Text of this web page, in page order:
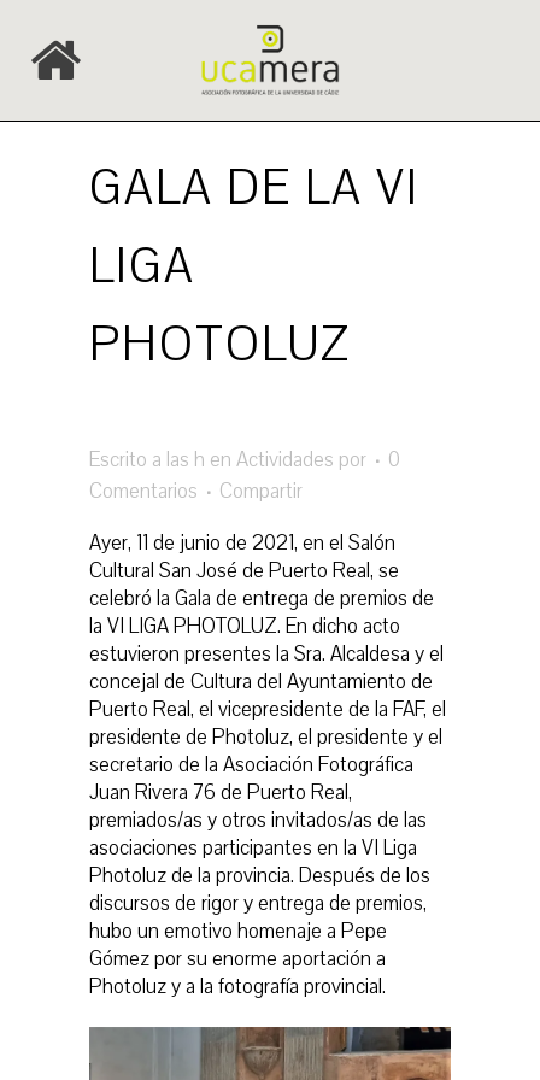
GALA DE LA VI
LIGA
PHOTOLUZ
Escrito a las h en Actividades por
0
Comentarios
Compartir
Ayer, 11 de junio de 2021, en el Salón
Cultural San José de Puerto Real, se
celebró la Gala de entrega de premios de
la VI LIGA PHOTOLUZ. En dicho acto
estuvieron presentes la Sra. Alcaldesa y el
concejal de Cultura del Ayuntamiento de
Puerto Real, el vicepresidente de la FAF, el
presidente de Photoluz, el presidente y el
secretario de la Asociación Fotográfica
Juan Rivera 76 de Puerto Real,
premiados/as y otros invitados/as de las
asociaciones participantes en la VI Liga
Photoluz de la provincia. Después de los
discursos de rigor y entrega de premios,
hubo un emotivo homenaje a Pepe
Gómez por su enorme aportación a
Photoluz y a la fotografía provincial.